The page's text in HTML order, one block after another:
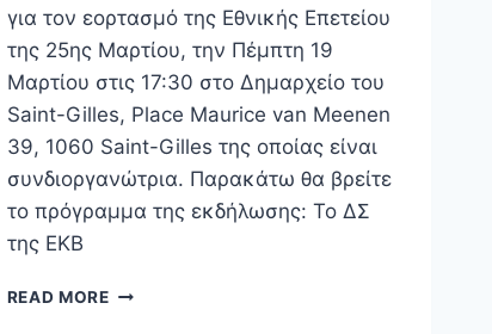
για τον εορτασμό της Εθνικής Επετείου
της 25ης Μαρτίου, την Πέμπτη 19
Μαρτίου στις 17:30 στο Δημαρχείο του
Saint-Gilles, Place Maurice van Meenen
39, 1060 Saint-Gilles της οποίας είναι
συνδιοργανώτρια. Παρακάτω θα βρείτε
το πρόγραμμα της εκδήλωσης: Το ΔΣ
της ΕΚΒ
READ MORE